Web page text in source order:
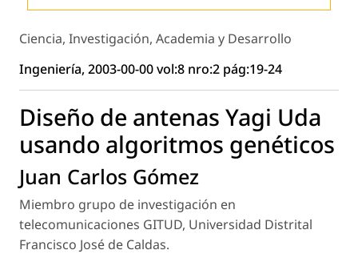
Ciencia, Investigación, Academia y Desarrollo
Ingeniería, 2003-00-00 vol:8 nro:2 pág:19-24
Diseño de antenas Yagi Uda
usando algoritmos genéticos
Juan Carlos Gómez
Miembro grupo de investigación en
telecomunicaciones GITUD, Universidad Distrital
Francisco José de Caldas.